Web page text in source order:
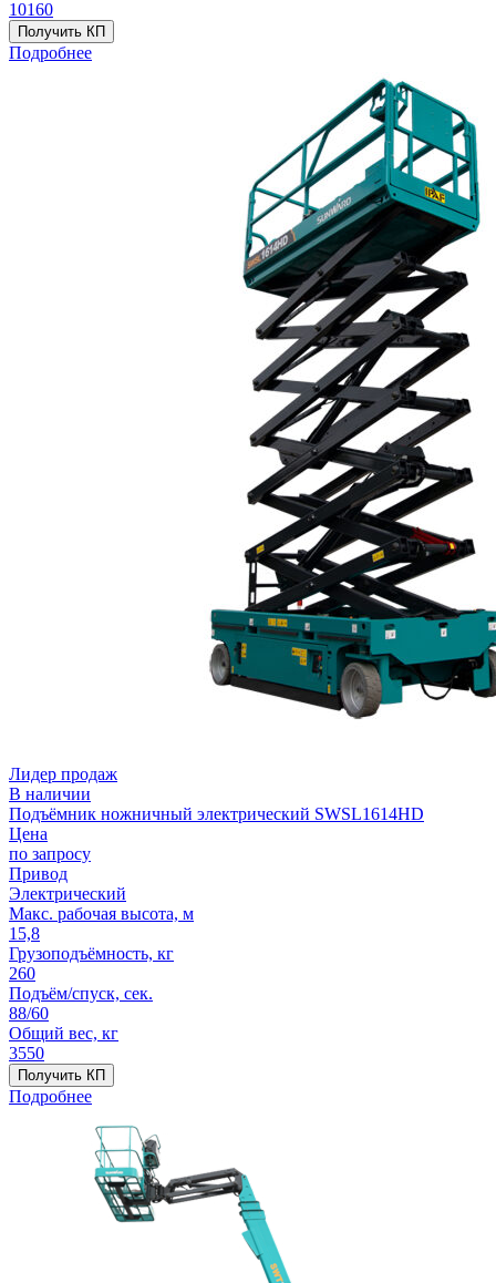
10160
Получить КП
Подробнее
Лидер продаж
В наличии
Подъёмник ножничный электрический SWSL1614HD
Цена
по запросу
Привод
Электрический
Макс. рабочая высота, м
15,8
Грузоподъёмность, кг
260
Подъём/спуск, сек.
88/60
Общий вес, кг
3550
Получить КП
Подробнее